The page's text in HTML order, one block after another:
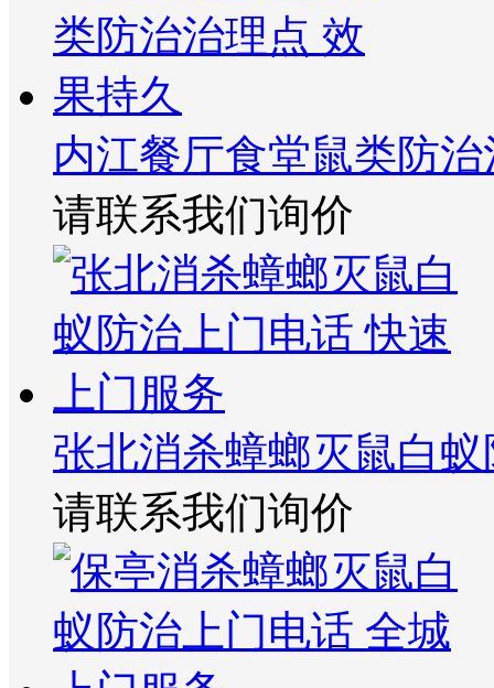
内江餐厅食堂鼠类防
请联系我们询价
张北消杀蟑螂灭鼠白
请联系我们询价